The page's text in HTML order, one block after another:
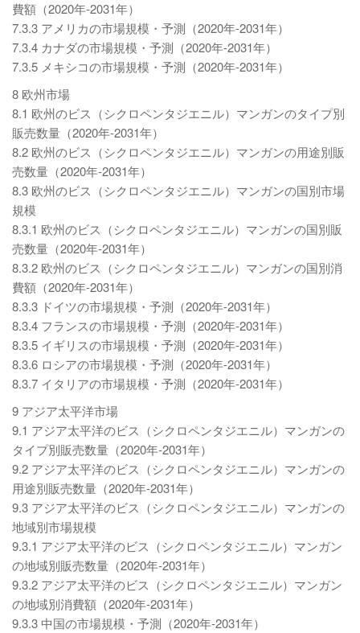
費額（2020年-2031年）
7.3.3 アメリカの市場規模・予測（2020年-2031年）
7.3.4 カナダの市場規模・予測（2020年-2031年）
7.3.5 メキシコの市場規模・予測（2020年-2031年）
8 欧州市場
8.1 欧州のビス（シクロペンタジエニル）マンガンのタイプ別
販売数量（2020年-2031年）
8.2 欧州のビス（シクロペンタジエニル）マンガンの用途別販
売数量（2020年-2031年）
8.3 欧州のビス（シクロペンタジエニル）マンガンの国別市場
規模
8.3.1 欧州のビス（シクロペンタジエニル）マンガンの国別販
売数量（2020年-2031年）
8.3.2 欧州のビス（シクロペンタジエニル）マンガンの国別消
費額（2020年-2031年）
8.3.3 ドイツの市場規模・予測（2020年-2031年）
8.3.4 フランスの市場規模・予測（2020年-2031年）
8.3.5 イギリスの市場規模・予測（2020年-2031年）
8.3.6 ロシアの市場規模・予測（2020年-2031年）
8.3.7 イタリアの市場規模・予測（2020年-2031年）
9 アジア太平洋市場
9.1 アジア太平洋のビス（シクロペンタジエニル）マンガンの
タイプ別販売数量（2020年-2031年）
9.2 アジア太平洋のビス（シクロペンタジエニル）マンガンの
用途別販売数量（2020年-2031年）
9.3 アジア太平洋のビス（シクロペンタジエニル）マンガンの
地域別市場規模
9.3.1 アジア太平洋のビス（シクロペンタジエニル）マンガン
の地域別販売数量（2020年-2031年）
9.3.2 アジア太平洋のビス（シクロペンタジエニル）マンガン
の地域別消費額（2020年-2031年）
9.3.3 中国の市場規模・予測（2020年-2031年）